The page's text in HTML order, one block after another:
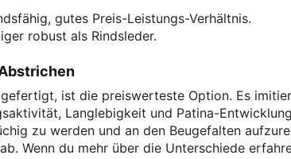
gutes Preis-Leistungs-Verhältnis.
robust als Rindsleder.
ist die preiswerteste Option. Es
Langlebigkeit und Patina-
zu werden und an den Beugefalten
Wenn du mehr über die Unterschiede